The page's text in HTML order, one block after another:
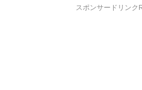
スポンサードリンク